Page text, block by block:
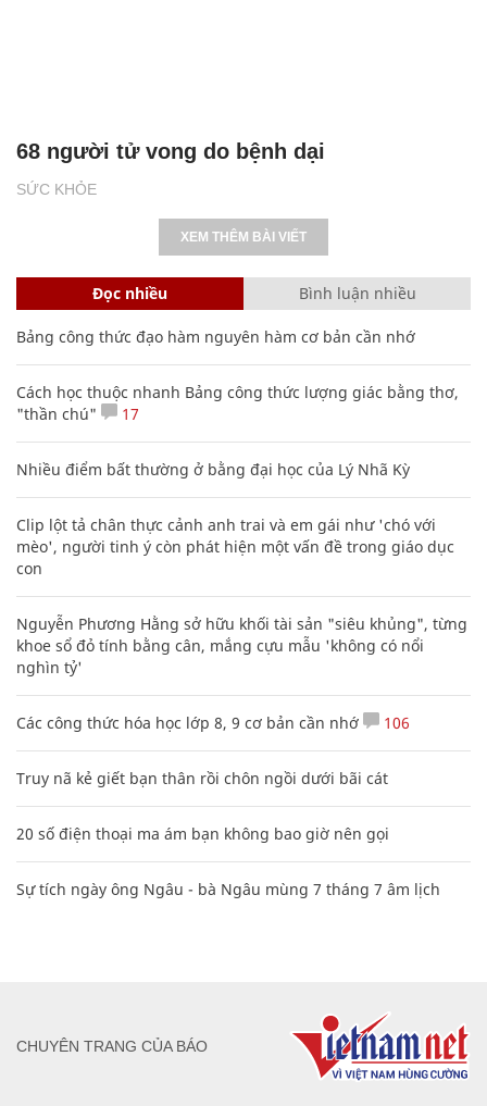
SỨC KHỎE
68 người tử vong do bệnh dại
XEM THÊM BÀI VIẾT
Đọc nhiều Bình luận nhiều
Bảng công thức đạo hàm nguyên hàm cơ bản cần nhớ
Cách học thuộc nhanh Bảng công thức lượng giác bằng thơ,
"thần chú"
17
Nhiều điểm bất thường ở bằng đại học của Lý Nhã Kỳ
Clip lột tả chân thực cảnh anh trai và em gái như 'chó với
mèo', người tinh ý còn phát hiện một vấn đề trong giáo dục
con
Nguyễn Phương Hằng sở hữu khối tài sản "siêu khủng", từng
khoe sổ đỏ tính bằng cân, mắng cựu mẫu 'không có nổi
nghìn tỷ'
Các công thức hóa học lớp 8, 9 cơ bản cần nhớ 106
Truy nã kẻ giết bạn thân rồi chôn ngồi dưới bãi cát
20 số điện thoại ma ám bạn không bao giờ nên gọi
Sự tích ngày ông Ngâu - bà Ngâu mùng 7 tháng 7 âm lịch
CHUYÊN TRANG CỦA BÁO